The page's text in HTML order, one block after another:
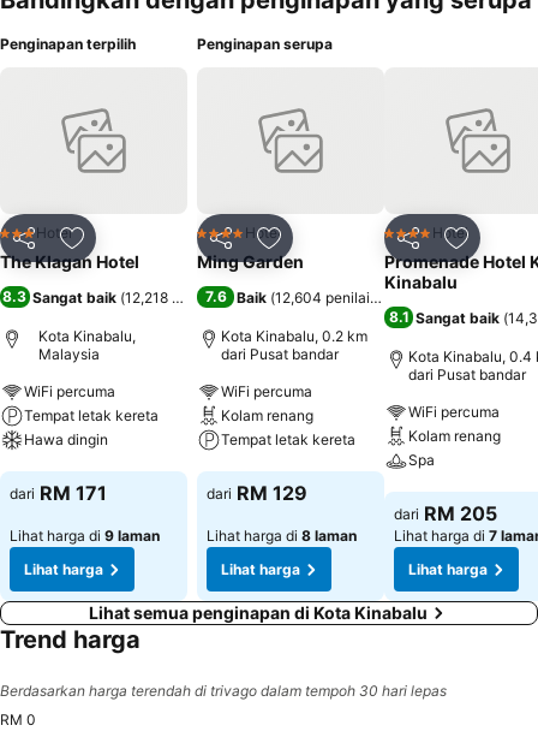
Penginapan terpilih
Kongsi Tambah ke favorit
3 Bintang
Hotel
The Klagan Hotel
8.3 Sangat baik (12,218 penilaian)
Kota Kinabalu,
Malaysia
WiFi percuma
Tempat letak kereta
Hawa dingin
Lihat harga
dari RM 171
Lihat harga di 9 laman
Lihat harga
Penginapan serupa
Kongsi Tambah ke favorit
4 BintangHotel
Ming Garden
7.6 Baik (12,604 penilaian
Kota Kinabalu, 0.2 km
dari Pusat bandar
WiFi percuma
Kolam renang
Tempat letak kereta
Lihat harga
dari RM 129
Lihat harga di 8 laman
Lihat harga
Kongsi Tambah
4 BintangHotel
Promenade Hotel
Kinabalu
8.1 Sangat baik (
Kota Kinabalu, 0.4
dari Pusat bandar
WiFi percuma
Kolam renang
Spa
Lihat harga
dari RM 205
Lihat harga di 7
Lihat harga
Lihat semua penginapan di Kota Kinabalu
Trend harga
Berdasarkan harga terendah di trivago dalam tempoh 30 hari lepas
RM 0